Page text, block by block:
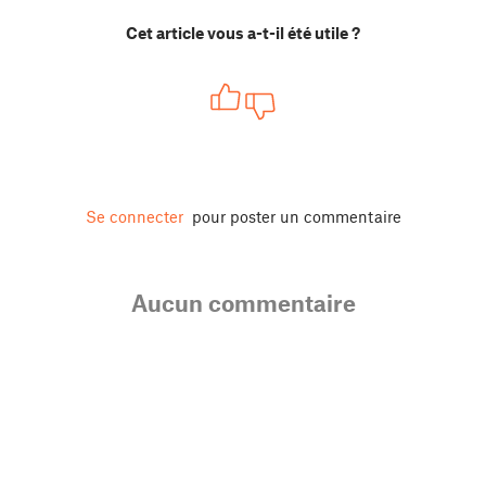
Cet article vous a-t-il été utile ?
Se connecter pour poster un commentaire
Aucun commentaire